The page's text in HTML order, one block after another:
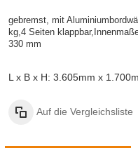
gebremst, mit
kg,4 Seiten klappbar,
330 mm
L x B x H: 3.605mm x
Auf die Vergleichsliste